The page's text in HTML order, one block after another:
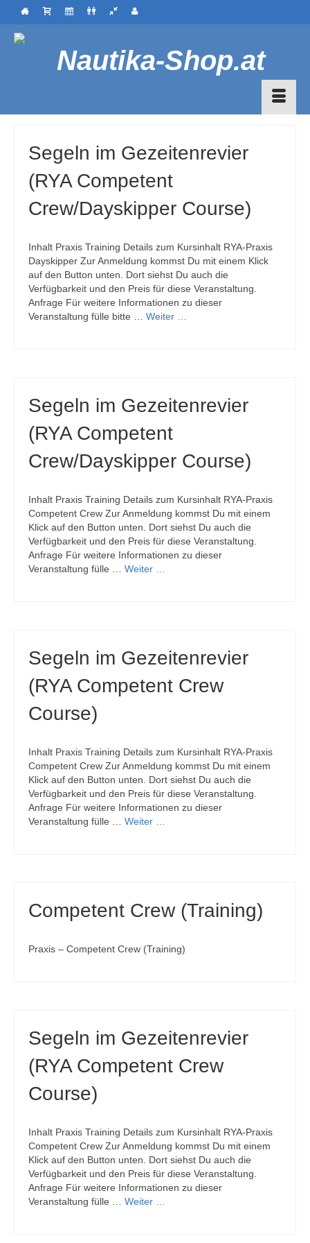
Segeln im Gezeitenrevier
(RYA Competent
Crew/Dayskipper Course)
Inhalt Praxis Training Details zum Kursinhalt RYA-Praxis
Dayskipper Zur Anmeldung kommst Du mit einem Klick
auf den Button unten. Dort siehst Du auch die
Verfügbarkeit und den Preis für diese Veranstaltung.
Anfrage Für weitere Informationen zu dieser
Veranstaltung fülle bitte … Weiter …
Segeln im Gezeitenrevier
(RYA Competent
Crew/Dayskipper Course)
Inhalt Praxis Training Details zum Kursinhalt RYA-Praxis
Competent Crew Zur Anmeldung kommst Du mit einem
Klick auf den Button unten. Dort siehst Du auch die
Verfügbarkeit und den Preis für diese Veranstaltung.
Anfrage Für weitere Informationen zu dieser
Veranstaltung fülle … Weiter …
Segeln im Gezeitenrevier
(RYA Competent Crew
Course)
Inhalt Praxis Training Details zum Kursinhalt RYA-Praxis
Competent Crew Zur Anmeldung kommst Du mit einem
Klick auf den Button unten. Dort siehst Du auch die
Verfügbarkeit und den Preis für diese Veranstaltung.
Anfrage Für weitere Informationen zu dieser
Veranstaltung fülle … Weiter …
Competent Crew (Training)
Praxis – Competent Crew (Training)
Segeln im Gezeitenrevier
(RYA Competent Crew
Course)
Inhalt Praxis Training Details zum Kursinhalt RYA-Praxis
Competent Crew Zur Anmeldung kommst Du mit einem
Klick auf den Button unten. Dort siehst Du auch die
Verfügbarkeit und den Preis für diese Veranstaltung.
Anfrage Für weitere Informationen zu dieser
Veranstaltung fülle … Weiter …